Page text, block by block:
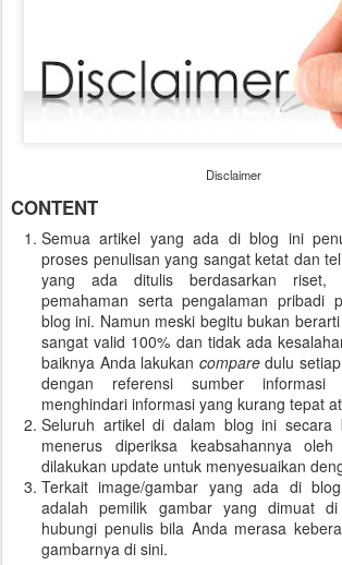
Disclaimer
CONTENT
Semua artikel yang ada di blog ini
proses penulisan yang sangat ketat dan
yang ada ditulis berdasarkan riset,
pemahaman serta pengalaman pribadi
blog ini. Namun meski begitu bukan
sangat valid 100% dan tidak ada
baiknya Anda lakukan comparedulu
dengan referensi sumber
menghindari informasi yang kurang tepat
Seluruh artikel di dalam blog ini secara
menerus diperiksa keabsahannya
dilakukan update untuk menyesuaikan
Terkait image/gambar yang ada di
adalah pemilik gambar yang dimuat
hubungi penulis bila Anda merasa
gambarnya di sini.